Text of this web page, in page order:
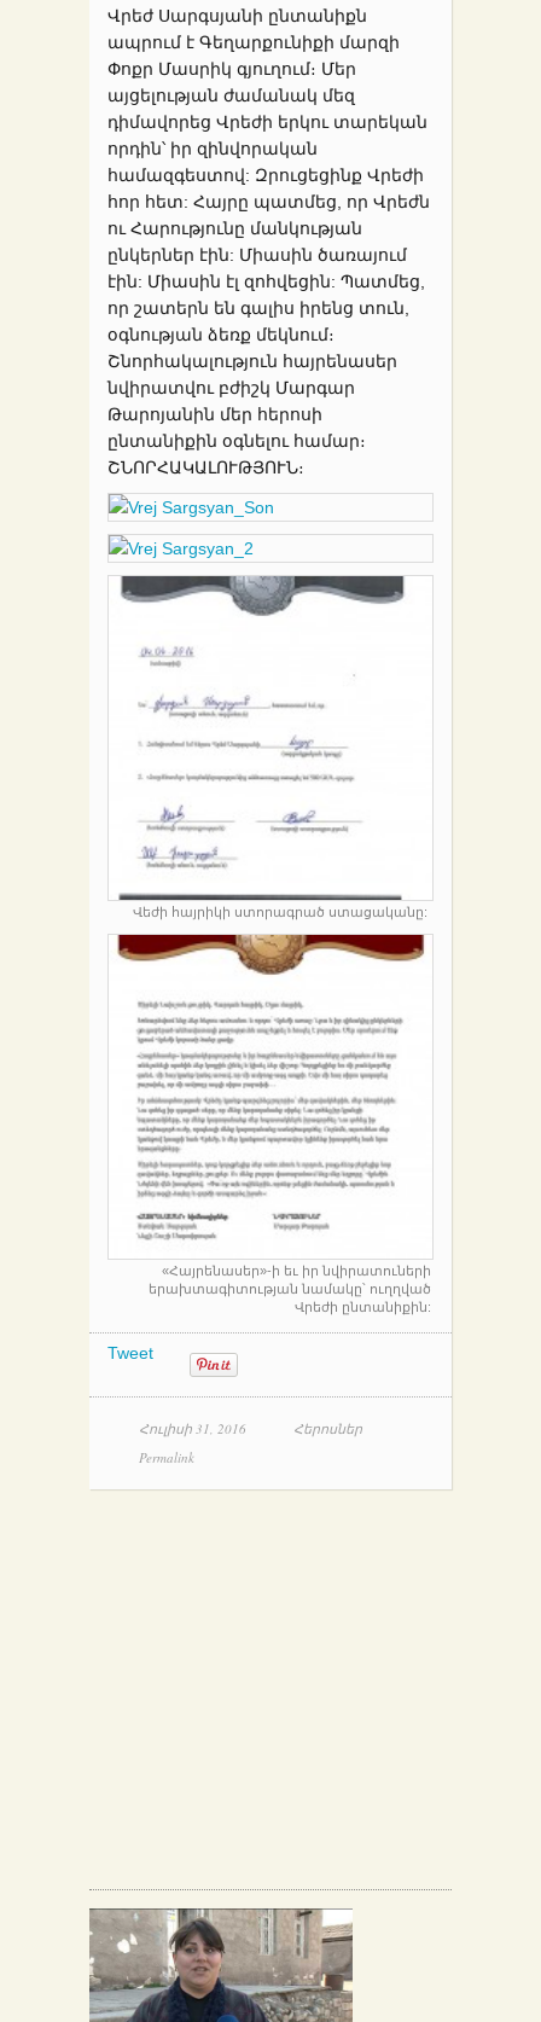
Վրեժ Սարգսյանի ընտանիքն
ապրում է Գեղարքունիքի մարզի
Փոքր Մասրիկ գյուղում։ Մեր
այցելության ժամանակ մեզ
դիմավորեց Վրեժի երկու տարեկան
որդին՝ իր զինվորական
համազգեստով: Զրուցեցինք Վրեժի
հոր հետ: Հայրը պատմեց, որ Վրեժն
ու Հարությունը մանկության
ընկերներ էին: Միասին ծառայում
էին: Միասին էլ զոհվեցին: Պատմեց,
որ շատերն են գալիս իրենց տուն,
օգնության ձեռք մեկնում։
Շնորհակալություն հայրենասեր
նվիրատվու բժիշկ Մարգար
Թարոյանին մեր հերոսի
ընտանիքին օգնելու համար։
ՇՆՈՐՀԱԿԱԼՈՒԹՅՈՒՆ։
Վեժի հայրիկի ստորագրած ստացականը:
«Հայրենասեր»-ի եւ իր նվիրատուների
երախտագիտության նամակը՝ ուղղված
Վրեժի ընտանիքին:
Tweet
Հուլիսի 31, 2016
Հերոսներ
Permalink